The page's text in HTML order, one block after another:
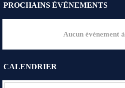
PROCHAINS ÉVÉNEMENTS
Aucun évènement
CALENDRIER